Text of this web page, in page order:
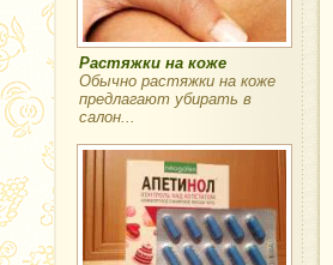
Растяжки на коже
Обычно растяжки на коже
предлагают убирать в
салон...